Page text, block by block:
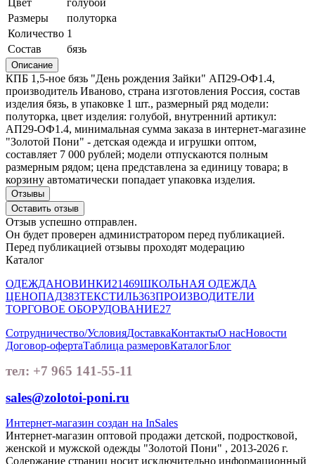
Размеры
полуторка
Количество 1
Состав
бязь
Описание
КПБ 1,5-ное бязь "День рождения Зайки" АП29-ОФ1.4,
производитель Иваново, страна изготовления Россия, состав
изделия бязь, в упаковке 1 шт., размерный ряд модели:
полуторка, цвет изделия: голубой, внутренний артикул:
АП29-ОФ1.4, минимальная сумма заказа в интернет-магазине
"Золотой Пони" - детская одежда и игрушки оптом,
составляет 7 000 рублей; модели отпускаются полным
размерным рядом; цена представлена за единицу товара; в
корзину автоматически попадает упаковка изделия.
Отзывы
Оставить отзыв
Отзыв успешно отправлен.
Он будет проверен администратором перед публикацией.
Перед публикацией отзывы проходят модерацию
Каталог
ОДЕЖДАНОВИНКИ21469ШКОЛЬНАЯ ОДЕЖДА
ЦЕНОПАД383ТЕКСТИЛЬ363ПРОИЗВОДИТЕЛИ
ТОРГОВОЕ ОБОРУДОВАНИЕ27
Сотрудничество/УсловияДоставкаКонтактыО насНовости
Договор-офертаТаблица размеровКаталогБлог
тел: +7 965 141-55-11
sales@zolotoi-poni.ru
Интернет-магазин создан на InSales
Интернет-магазин оптовой продажи детской, подростковой,
женской и мужской одежды "Золотой Пони" , 2013-2026 г.
Содержание страниц носит исключительно информационный